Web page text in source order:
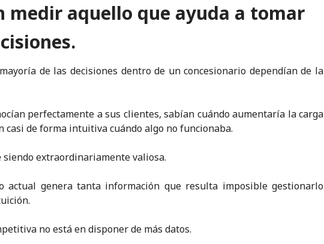
medir aquello que ayuda a tomar
de las decisiones dentro de un concesionario dependían de la
perfectamente a sus clientes, sabían cuándo aumentaría la carga
casi de forma intuitiva cuándo algo no funcionaba.
siendo extraordinariamente valiosa.
actual genera tanta información que resulta imposible gestionarlo
no está en disponer de más datos.